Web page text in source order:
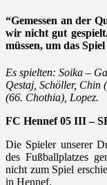
“Gemessen an der
wir nicht gut
müssen, um das
Es spielten: Soika –
Qestaj, Schöller, Chin
(66. Chothia), Lopez.
FC Hennef 05 III –
Die Spieler unserer
des Fußballplatzes
nicht zum Spiel
in Hennef.